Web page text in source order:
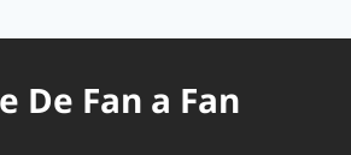
De Fan a Fan